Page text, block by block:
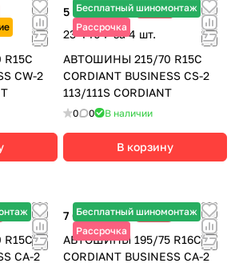
CW-2
Бесплатный шиномонтаж
Рассрочка
5 860 ₽8 370 ₽ -30%
23 440 ₽ за 4 шт.
АВТОШИНЫ 215/70 R15C
CORDIANT BUSINESS CS-2
113/111S CORDIANT
0 0 В наличии
В корзину
CA-2
Бесплатный шиномонтаж
Рассрочка
7 040 ₽7 820 ₽ -10%
АВТОШИНЫ 195/75 R16C
CORDIANT BUSINESS CA-2